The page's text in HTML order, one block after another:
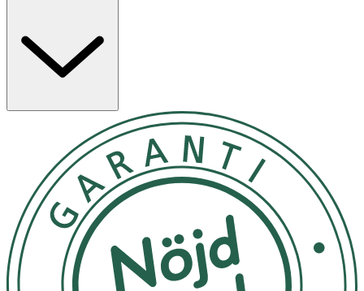
Förvara i rumstemperatur. Förvara rent, svalt och torrt.
OK för gravida och ammande: